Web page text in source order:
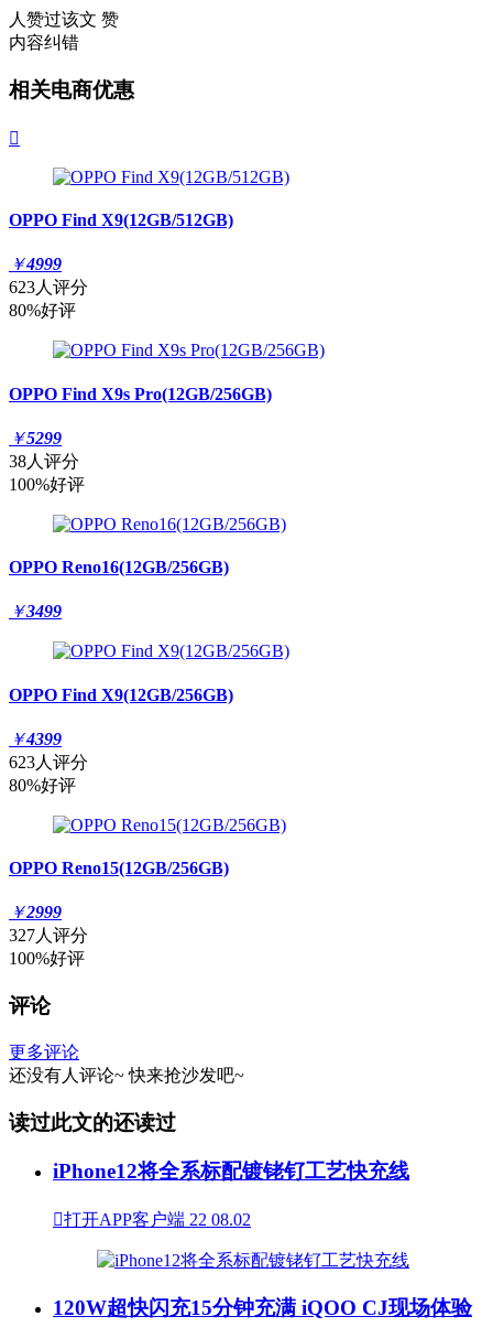
人赞过该文 赞
内容纠错
相关电商优惠

OPPO Find X9(12GB/512GB)
￥4999
623人评分
80%好评
OPPO Find X9s Pro(12GB/256GB)
￥5299
38人评分
100%好评
OPPO Reno16(12GB/256GB)
￥3499
OPPO Find X9(12GB/256GB)
￥4399
623人评分
80%好评
OPPO Reno15(12GB/256GB)
￥2999
327人评分
100%好评
评论
更多评论
还没有人评论~ 快来抢沙发吧~
读过此文的还读过
iPhone12将全系标配镀铑钌工艺快充线
打开APP客户端 22 08.02
120W超快闪充15分钟充满 iQOO CJ现场体验